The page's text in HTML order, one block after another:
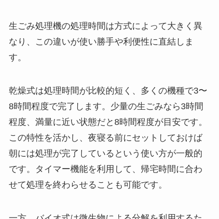
生ごみ処理機の処理時間は方式によって大きく異
なり、この違いが使い勝手や利便性に直結しま
す。
乾燥式は処理時間が比較的短く、多くの機種で3〜
8時間程度で完了します。少量の生ごみなら3時間
程度、満量に近い状態だと8時間程度が目安です。
この特性を活かし、夜寝る前にセットしておけば
朝には処理が完了しているという使い方が一般的
です。タイマー機能を利用して、帰宅時間に合わ
せて処理を終わらせることも可能です。